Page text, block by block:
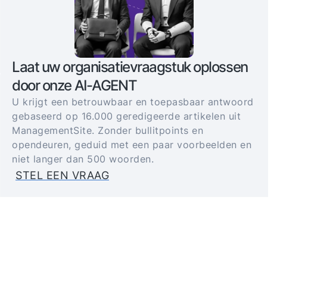
Laat uw organisatievraagstuk oplossen
door onze AI-AGENT
U krijgt een betrouwbaar en toepasbaar antwoord
gebaseerd op 16.000 geredigeerde artikelen uit
ManagementSite. Zonder bullitpoints en
opendeuren, geduid met een paar voorbeelden en
niet langer dan 500 woorden.
STEL EEN VRAAG